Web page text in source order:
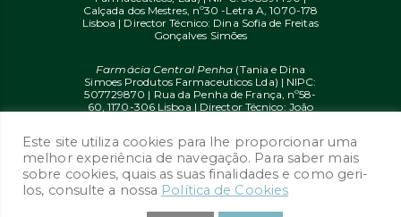
Calçada dos Mestres, nº30 -Letra A, 1070-178
Lisboa | Director Técnico: Dina Sofia de Freitas
Gonçalves Simões
Farmácia Central Penha (Tania e Dina
Simoes Produtos Farmaceuticos Lda) | NIPC:
507729870 | Rua da Penha de França, nº58-
60, 1170-306 Lisboa | Director Técnico: João
© 2020 farmaciaon.pt | Design and
Development: iupi.agencyby Dual Up
Consulting Group
Este site utiliza cookies para lhe proporcionar uma
melhor experiência de navegação. Para saber mais
sobre cookies, quais as suas finalidades e como geri-
los, consulte a nossa Política de Cookies